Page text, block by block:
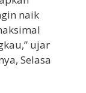
naik
ujar
Selasa